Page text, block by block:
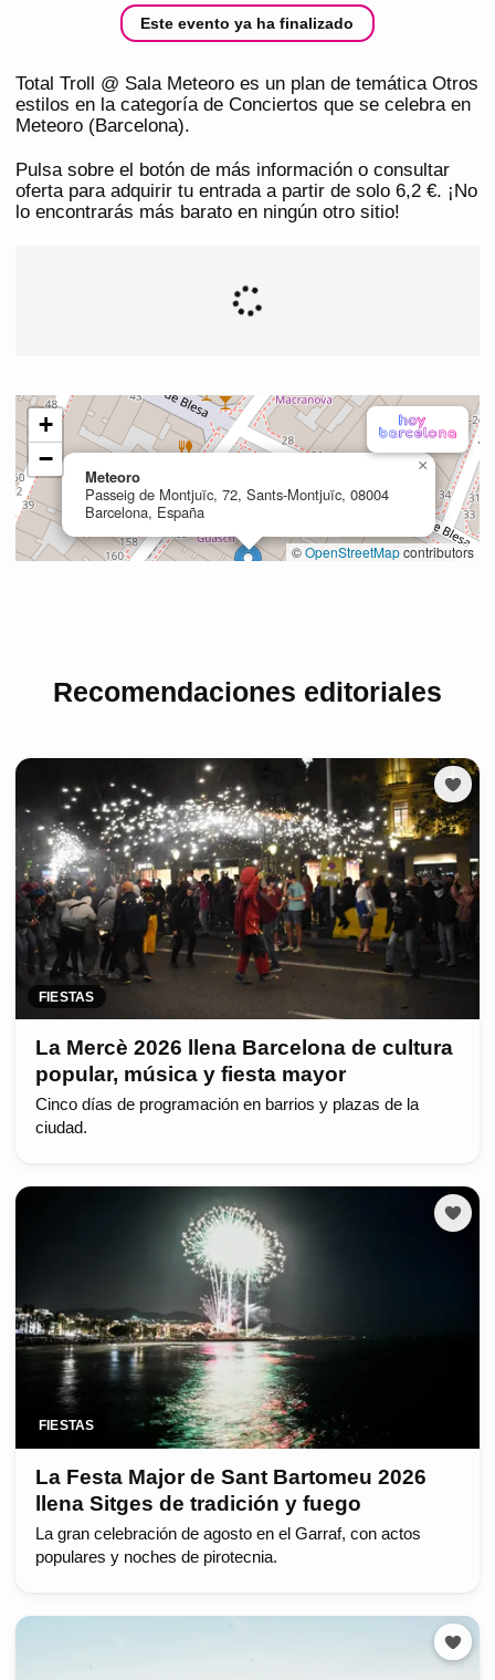
Este evento ya ha finalizado
Total Troll @ Sala Meteoro es un plan de temática Otros
estilos en la categoría de Conciertos que se celebra en
Meteoro (Barcelona).
Pulsa sobre el botón de más información o consultar
oferta para adquirir tu entrada a partir de solo 6,2 €. ¡No
lo encontrarás más barato en ningún otro sitio!
Recomendaciones editoriales
FIESTAS
La Mercè 2026 llena Barcelona de cultura
popular, música y fiesta mayor
Cinco días de programación en barrios y plazas de la
ciudad.
FIESTAS
La Festa Major de Sant Bartomeu 2026
llena Sitges de tradición y fuego
La gran celebración de agosto en el Garraf, con actos
populares y noches de pirotecnia.